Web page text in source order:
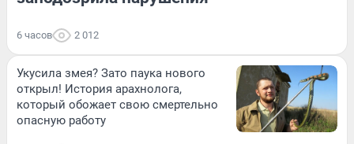
6 часов 2 012
Укусила змея? Зато паука нового
открыл! История арахнолога,
который обожает свою смертельно
опасную работу